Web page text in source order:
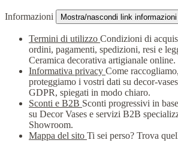
Informazioni Mostra/nascondi link informazioni
Termini di utilizzo Condizioni di
ordini, pagamenti, spedizioni, resi e
Ceramica decorativa artigianale online.
Informativa privacy Come
proteggiamo i vostri dati su decor-
GDPR, spiegati in modo chiaro.
Sconti e B2B Sconti progressivi in
su Decor Vases e servizi B2B
Showroom.
Mappa del sito Ti sei perso? Trova